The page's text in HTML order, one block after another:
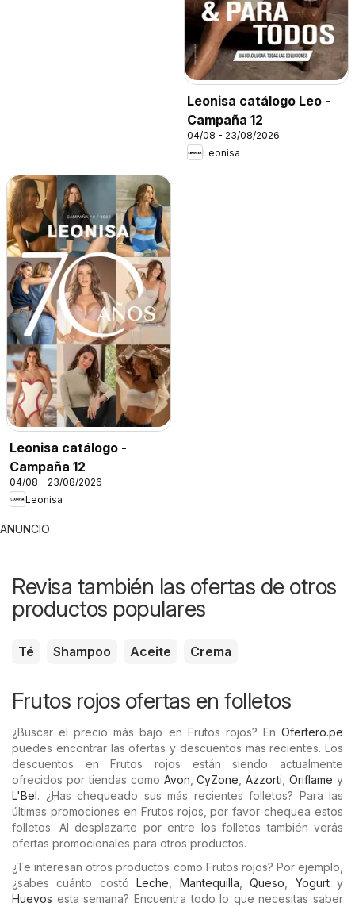
Leonisa catálogo Leo -
Campaña 12
04/08 - 23/08/2026
Leonisa
Leonisa catálogo -
Campaña 12
04/08 - 23/08/2026
Leonisa
ANUNCIO
Revisa también las ofertas de otros
productos populares
Té Shampoo Aceite Crema
Frutos rojos ofertas en folletos
¿Buscar el precio más bajo en Frutos rojos? En Ofertero.pe
puedes encontrar las ofertas y descuentos más recientes. Los
descuentos en Frutos rojos están siendo actualmente
ofrecidos por tiendas como Avon ,CyZone ,Azzorti ,Oriflame y
L'Bel. ¿Has chequeado sus más recientes folletos? Para las
últimas promociones en Frutos rojos, por favor chequea estos
folletos: Al desplazarte por entre los folletos también verás
ofertas promocionales para otros productos.
¿Te interesan otros productos como Frutos rojos? Por ejemplo,
¿sabes cuánto costóLeche Mantequilla ,Queso Yogurty
Huevos esta semana? Encuentra todo lo que necesitas saber